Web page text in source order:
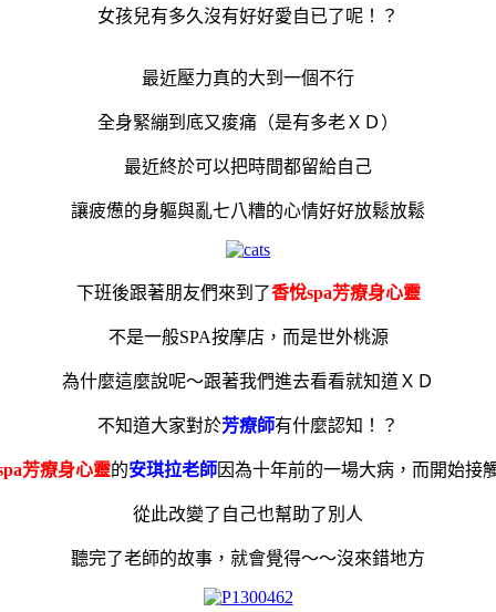
女孩兒有多久沒有好好愛自已了呢！？
最近壓力真的大到一個不行
全身緊繃到底又痠痛（是有多老ＸＤ）
最近終於可以把時間都留給自己
讓疲憊的身軀與亂七八糟的心情好好放鬆放鬆
下班後跟著朋友們來到了香悅spa芳療身心靈
不是一般SPA按摩店，而是世外桃源
為什麼這麼說呢～跟著我們進去看看就知道ＸＤ
不知道大家對於芳療師有什麼認知！？
芳療身心靈的安琪拉老師因為十年前的一場大病，而開始接
從此改變了自己也幫助了別人
聽完了老師的故事，就會覺得～～沒來錯地方